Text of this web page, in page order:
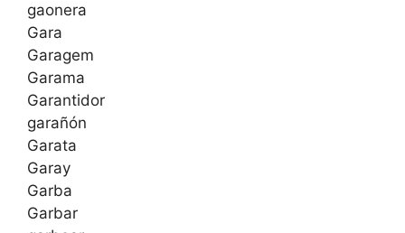
gaonera
Gara
Garagem
Garama
Garantidor
garañón
Garata
Garay
Garba
Garbar